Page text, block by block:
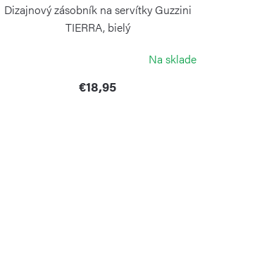
Dizajnový zásobník na servítky Guzzini
TIERRA, bielý
Na sklade
€18,95